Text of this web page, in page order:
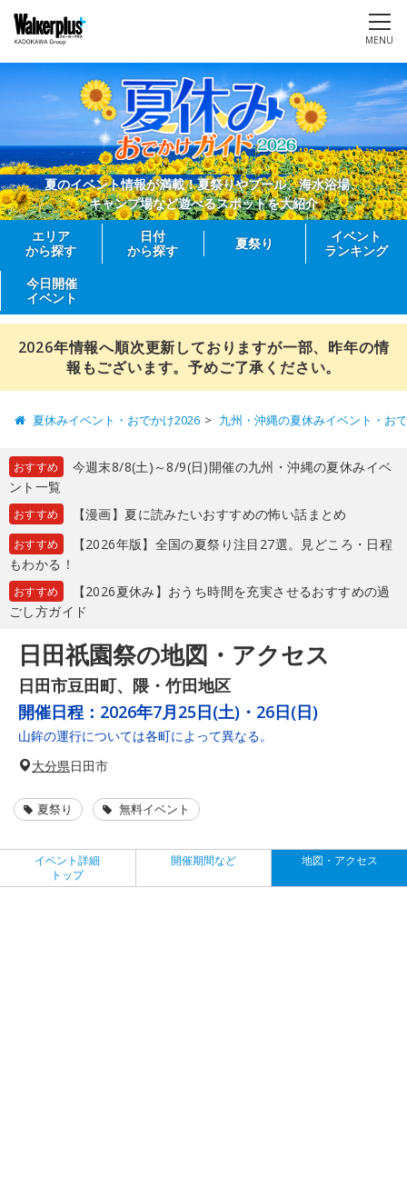
MENU
夏のイベント情報が満載！夏祭りやプール、海水浴場、
キャンプ場など遊べるスポットを大紹介
エリア
から探す
日付
から探す
夏祭り
イベント
ランキング
今日開催
イベント
2026年情報へ順次更新しておりますが一部、昨年の情
報もございます。予めご了承ください。
夏休みイベント・おでかけ2026 九州・沖縄の夏休みイベント・お
おすすめ
今週末8/8(土)～8/9(日)開催の九州・沖縄の夏休みイベ
ント一覧
おすすめ 【漫画】夏に読みたいおすすめの怖い話まとめ
おすすめ
【2026年版】全国の夏祭り注目27選。見どころ・日程
もわかる！
おすすめ
【2026夏休み】おうち時間を充実させるおすすめの過
ごし方ガイド
日田祇園祭の地図・アクセス
日田市豆田町、隈・竹田地区
開催日程： 2026年7月25日(土)・26日(日)
山鉾の運行については各町によって異なる。
大分県日田市
夏祭り 無料イベント
イベント詳細
トップ
開催期間など 地図・アクセス